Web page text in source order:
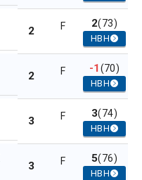
2 F 2(73)
HBH
2 F -1(70)
HBH
3 F 3(74)
HBH
3 F 5(76)
HBH